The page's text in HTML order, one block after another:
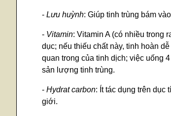
- Lưu huỳnh: Giúp tinh trùng bám
- Vitamin: Vitamin A (có nhiều trong
dục; nếu thiếu chất này, tinh hoàn
quan trong của tinh dịch; việc uống
sản lượng tinh trùng.
- Hydrat carbon: Ít tác dụng trên dục
giới.